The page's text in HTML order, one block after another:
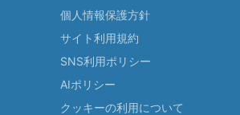
個人情報保護方針
サイト利用規約
SNS利用ポリシー
AIポリシー
クッキーの利用について